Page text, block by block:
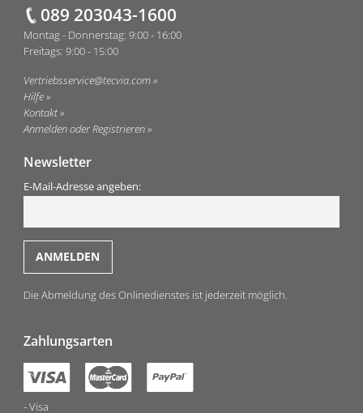
089 203043-1600
Montag - Donnerstag: 9:00 - 16:00
Freitags: 9:00 - 15:00
Vertriebsservice@tecvia.com
Hilfe
Kontakt
Anmelden oder Registrieren
Newsletter
E-Mail-Adresse angeben:
Die Abmeldung des Onlinedienstes ist jederzeit möglich.
Zahlungsarten
Visa